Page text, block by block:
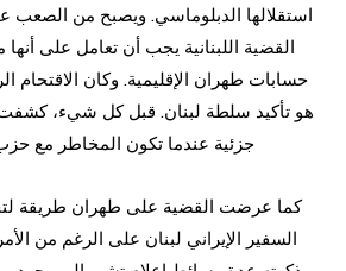
استقلالها الدبلوماسي. ويصبح من
القضية اللبنانية يجب أن تعامل على
حسابات طهران الإقليمية. وكان الاقتحام
هو تأكيد سلطة لبنان. قبل كل شيء،
جزئية عندما تكون المخاطر مع حزب
كما عرضت القضية على طهران طريقة
السفير الإيراني لبنان على الرغم من